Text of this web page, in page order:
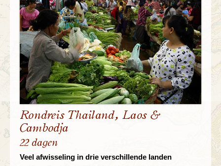
Rondreis Thailand, Laos &
Cambodja
22 dagen
Veel afwisseling in drie verschillende landen